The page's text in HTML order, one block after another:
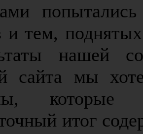
и тем,
нашей
сайта мы
которые
итог